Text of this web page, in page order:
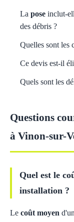
La pose inclut-
des débris ?
Quelles sont les
Ce devis est-il
Quels sont les
Questions
à Vinon-sur-
Quel est le
installation ?
Le coût moyen